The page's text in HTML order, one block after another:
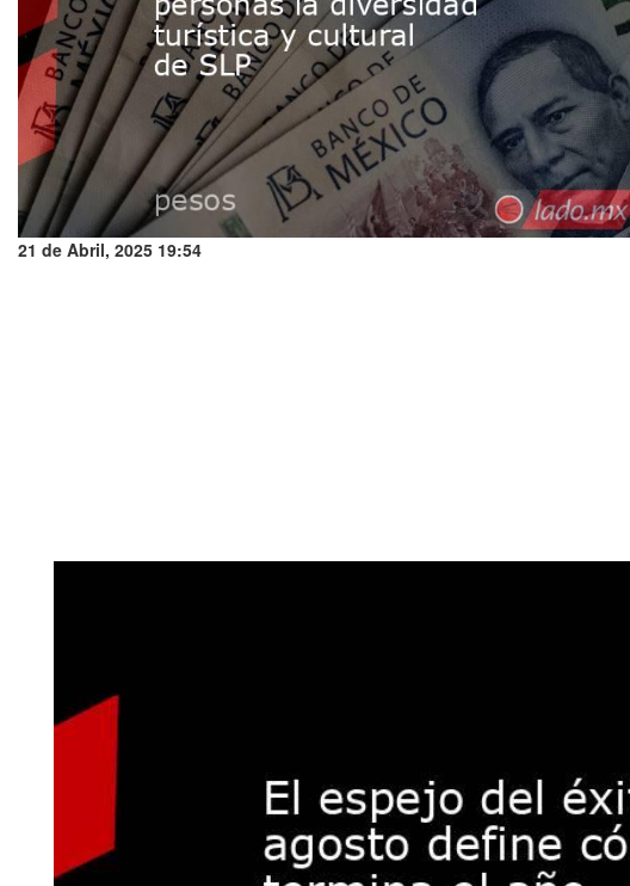
21 de Abril, 2025 19:54